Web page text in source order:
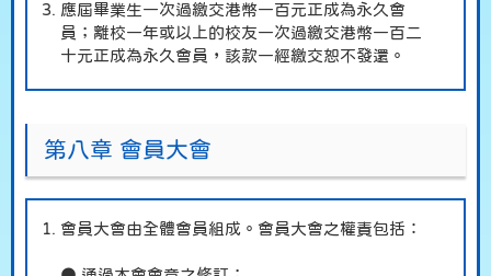
應屆畢業生一次過繳交港幣一百元正成為永久會
員；離校一年或以上的校友一次過繳交港幣一百二
十元正成為永久會員，該款一經繳交恕不發還。
第八章 會員大會
會員大會由全體會員組成。會員大會之權責包括：